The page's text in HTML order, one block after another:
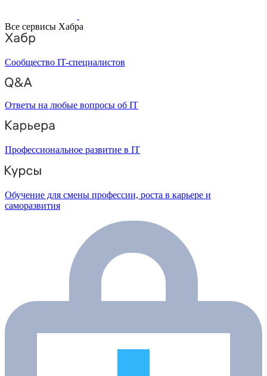
Все сервисы Хабра
Сообщество IT-специалистов
Ответы на любые вопросы об IT
Профессиональное развитие в IT
Обучение для смены профессии, роста в карьере и
саморазвития